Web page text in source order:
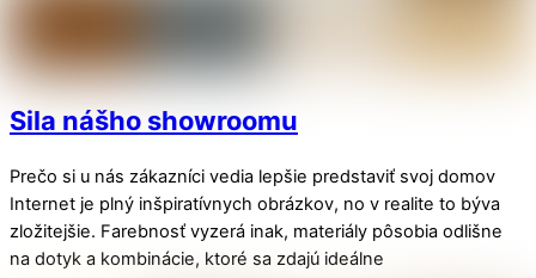
Sila nášho showroomu
Prečo si u nás zákazníci vedia lepšie predstaviť svoj domov
Internet je plný inšpiratívnych obrázkov, no v realite to býva
zložitejšie. Farebnosť vyzerá inak, materiály pôsobia odlišne
na dotyk a kombinácie, ktoré sa zdajú ideálne